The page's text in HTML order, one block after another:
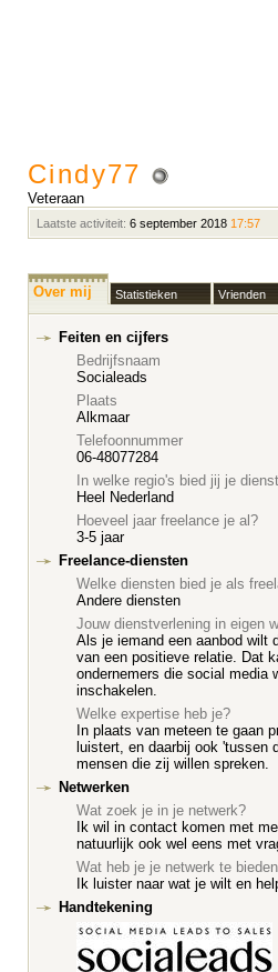
Cindy77
Veteraan
Laatste activiteit: 6 september 2018 17:57
Over mij Statistieken Vrienden
Feiten en cijfers
Bedrijfsnaam
Socialeads
Plaats
Alkmaar
Telefoonnummer
06-48077284
In welke regio's bied jij je
Heel Nederland
Hoeveel jaar freelance je al?
3-5 jaar
Freelance-diensten
Welke diensten bied je als
Andere diensten
Jouw dienstverlening in eigen
Als je iemand een aanbod wilt
van een positieve relatie. Dat
ondernemers die social media
inschakelen.
Welke expertise heb je?
In plaats van meteen te gaan
luistert, en daarbij ook 'tussen
mensen die zij willen spreken.
Netwerken
Wat zoek je in je netwerk?
Ik wil in contact komen met
natuurlijk ook wel eens met
Wat heb je je netwerk te
Ik luister naar wat je wilt en
Handtekening